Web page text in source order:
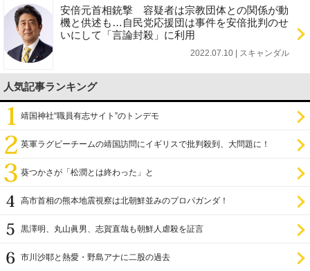
安倍元首相銃撃 容疑者は宗教団体との関係が動
機と供述も…自民党応援団は事件を安倍批判のせ
いにして「言論封殺」に利用
2022.07.10 | スキャンダル
人気記事ランキング
靖国神社“職員有志サイト”のトンデモ
英軍ラグビーチームの靖国訪問にイギリスで批判殺到、大問題に！
葵つかさが「松潤とは終わった」と
高市首相の熊本地震視察は北朝鮮並みのプロパガンダ！
黒澤明、丸山眞男、志賀直哉も朝鮮人虐殺を証言
市川沙耶と熱愛・野島アナに二股の過去